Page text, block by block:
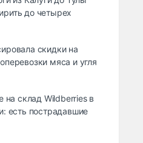
до четырех
скидки на
мяса и угля
на склад Wildberries в
есть пострадавшие